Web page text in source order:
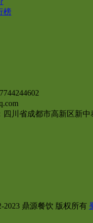
榜
四川省成都市高新区新中
2023 鼎源餐饮 版权所有